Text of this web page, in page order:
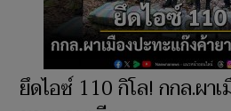
ยึดไอซ์ 110 กิโล! กกล.ผา